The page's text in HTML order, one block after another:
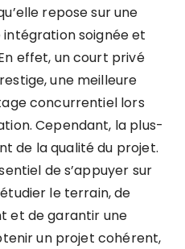
repose sur une
soignée et
effet, un court privé
une meilleure
concurrentiel lors
Cependant, la plus-
de la qualité du projet.
de s’appuyer sur
le terrain, de
et de garantir une
un projet cohérent,